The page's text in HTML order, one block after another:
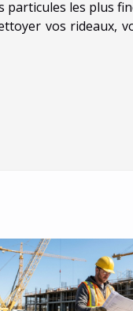
les plus
vos rideaux,